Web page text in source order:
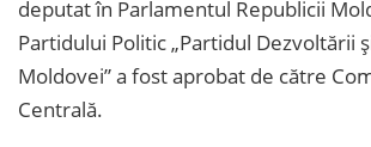
deputat în Parlamentul Republicii
Partidului Politic „Partidul Dezvoltării
Moldovei” a fost aprobat de către
Centrală.